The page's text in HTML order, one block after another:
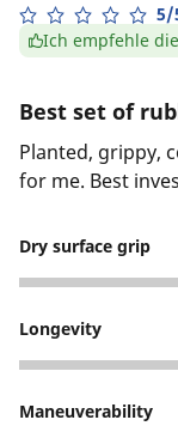
5/
Ich empfehle
Best set of
Planted, grippy,
for me. Best
Dry surface grip
5
Longevity
5
Maneuverability